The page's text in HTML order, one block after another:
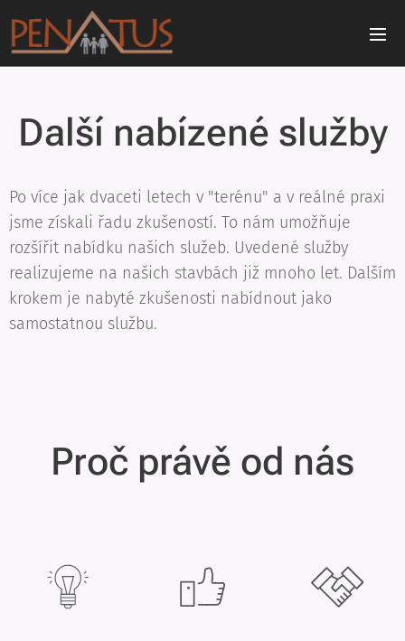
Další nabízené služby
Po více jak dvaceti letech v "terénu" a v reálné praxi
jsme získali řadu zkušeností. To nám umožňuje
rozšířit nabídku našich služeb. Uvedené služby
realizujeme na našich stavbách již mnoho let. Dalším
krokem je nabyté zkušenosti nabídnout jako
samostatnou službu.
Proč právě od nás